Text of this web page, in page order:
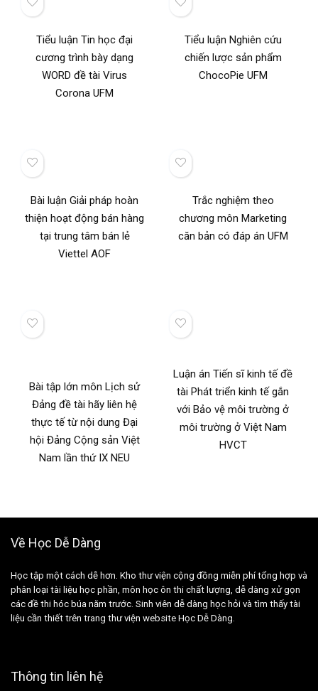
Tiểu luận Tin học đại
cương trình bày dạng
WORD đề tài Virus
Corona UFM
Tiểu luận Nghiên cứu
chiến lược sản phẩm
ChocoPie UFM
Bài luận Giải pháp hoàn
thiện hoạt động bán hàng
tại trung tâm bán lẻ
Viettel AOF
Trắc nghiệm theo
chương môn Marketing
căn bản có đáp án UFM
Bài tập lớn môn Lịch sử
Đảng đề tài hãy liên hệ
thực tế từ nội dung Đại
hội Đảng Cộng sản Việt
Nam lần thứ IX NEU
Luận án Tiến sĩ kinh tế đề
tài Phát triển kinh tế gắn
với Bảo vệ môi trường ở
môi trường ở Việt Nam
HVCT
Về Học Dễ Dàng
Học tập một cách dễ hơn. Kho thư viện cộng đồng miễn phí tổng hợp và
phân loại tài liệu học phần, môn học ôn thi chất lượng, dễ dàng xử gọn
các đề thi hóc búa năm trước. Sinh viên dễ dàng học hỏi và tìm thấy tài
liệu cần thiết trên trang thư viện website Học Dễ Dàng.
Thông tin liên hệ